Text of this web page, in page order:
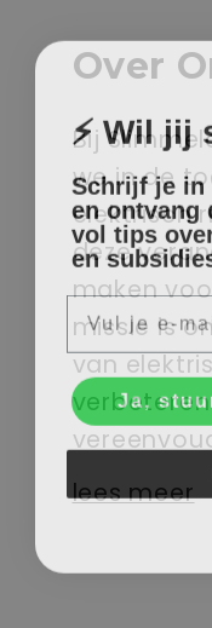
Over
Bij
we in de
elektrisch
deze
maken
missie is
van
lees meer
⚡ Wil jij
Schrijf je in
en ontvang
vol tips
en
E-mail
Ja,